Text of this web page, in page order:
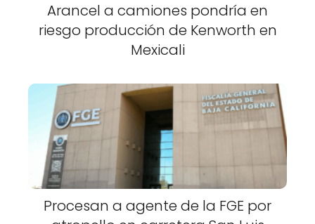
Arancel a camiones pondría en
riesgo producción de Kenworth en
Mexicali
Procesan a agente de la FGE por